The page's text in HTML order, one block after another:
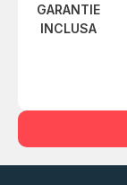
GARANTIE
INCLUSA